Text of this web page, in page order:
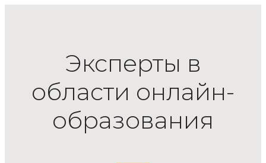
Эксперты в
области онлайн-
образования